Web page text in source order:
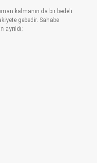
kalmanın da bir bedeli
gebedir. Sahabe
ayrıldı;